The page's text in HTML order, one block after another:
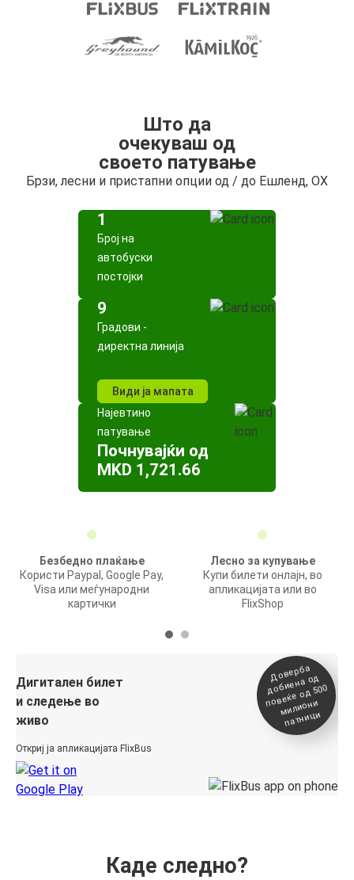
Што да
очекуваш од
своето патување
Брзи, лесни и пристапни опции од / до Ешленд, ОХ
1
Број на
автобуски
постојки
9
Градови -
директна линија
Види ја мапата
Најевтино
патување
Почнувајќи од
MKD 1,721.66
Безбедно плаќање
Користи Paypal, Google Pay,
Visa или меѓународни
картички
Лесно за купување
Купи билети онлајн, во
апликацијата или во
FlixShop
Дигитален билет
и следење во
живо
Откриј ја апликацијата FlixBus
Доверба
добиена о
д
повеќе о
д 500
милиони
патници
Каде следно?